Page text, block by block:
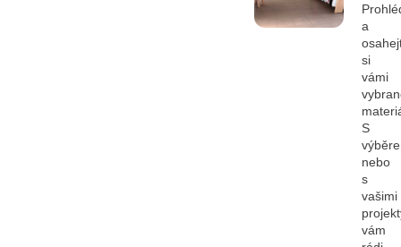
a
si
vámi
S
nebo
s
vašimi
vám